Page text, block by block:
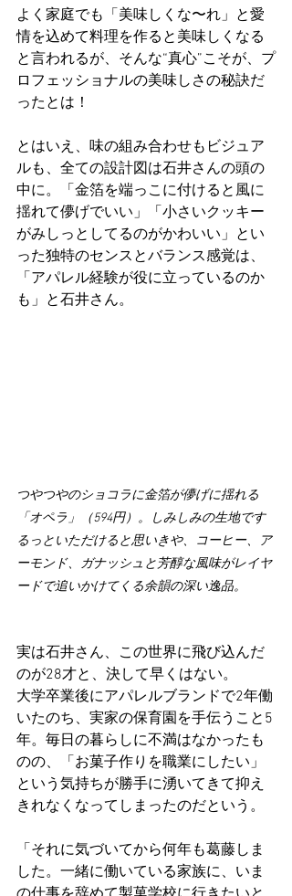
よく家庭でも「美味しくな〜れ」と愛
情を込めて料理を作ると美味しくなる
と言われるが、そんな“真心”こそが、プ
ロフェッショナルの美味しさの秘訣だ
ったとは！
とはいえ、味の組み合わせもビジュア
ルも、全ての設計図は石井さんの頭の
中に。「金箔を端っこに付けると風に
揺れて儚げでいい」「小さいクッキー
がみしっとしてるのがかわいい」とい
った独特のセンスとバランス感覚は、
「アパレル経験が役に立っているのか
も」と石井さん。
つやつやのショコラに金箔が儚げに揺れる
「オペラ」（594円）。しみしみの生地です
るっといただけると思いきや、コーヒー、ア
ーモンド、ガナッシュと芳醇な風味がレイヤ
ードで追いかけてくる余韻の深い逸品。
実は石井さん、この世界に飛び込んだ
のが28才と、決して早くはない。
大学卒業後にアパレルブランドで2年働
いたのち、実家の保育園を手伝うこと5
年。 毎日の暮らしに不満はなかったも
のの、「お菓子作りを職業にしたい」
という気持ちが勝手に湧いてきて抑え
きれなくなってしまったのだという。
「それに気づいてから何年も葛藤しま
した。一緒に働いている家族に、いま